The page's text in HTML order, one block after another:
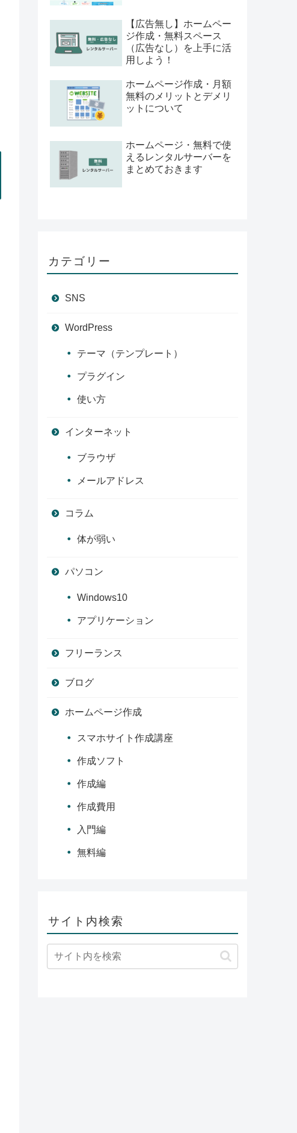
【広告無し】ホームペー
ジ作成・無料スペース
（広告なし）を上手に活
用しよう！
ホームページ作成・月額
無料のメリットとデメリ
ットについて
ホームページ・無料で使
えるレンタルサーバーを
まとめておきます
カテゴリー
SNS
WordPress
テーマ（テンプレート）
プラグイン
使い方
インターネット
ブラウザ
メールアドレス
コラム
体が弱い
パソコン
Windows10
アプリケーション
フリーランス
ブログ
ホームページ作成
スマホサイト作成講座
作成ソフト
作成編
作成費用
入門編
無料編
サイト内検索